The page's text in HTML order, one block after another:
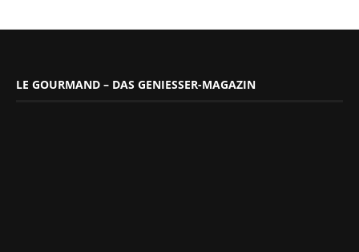
LE GOURMAND – DAS GENIESSER-MAGAZIN